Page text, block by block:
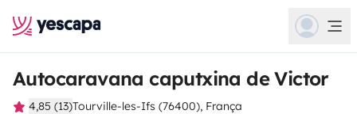
Autocaravana caputxina de Victor
4,85 (13)Tourville-les-Ifs (76400), França